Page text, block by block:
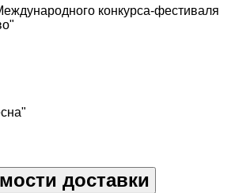
конкурса-фестиваля
доставки